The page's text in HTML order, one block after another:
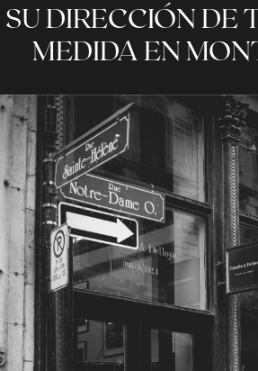
SU DIRECCIÓN DE
MEDIDA EN